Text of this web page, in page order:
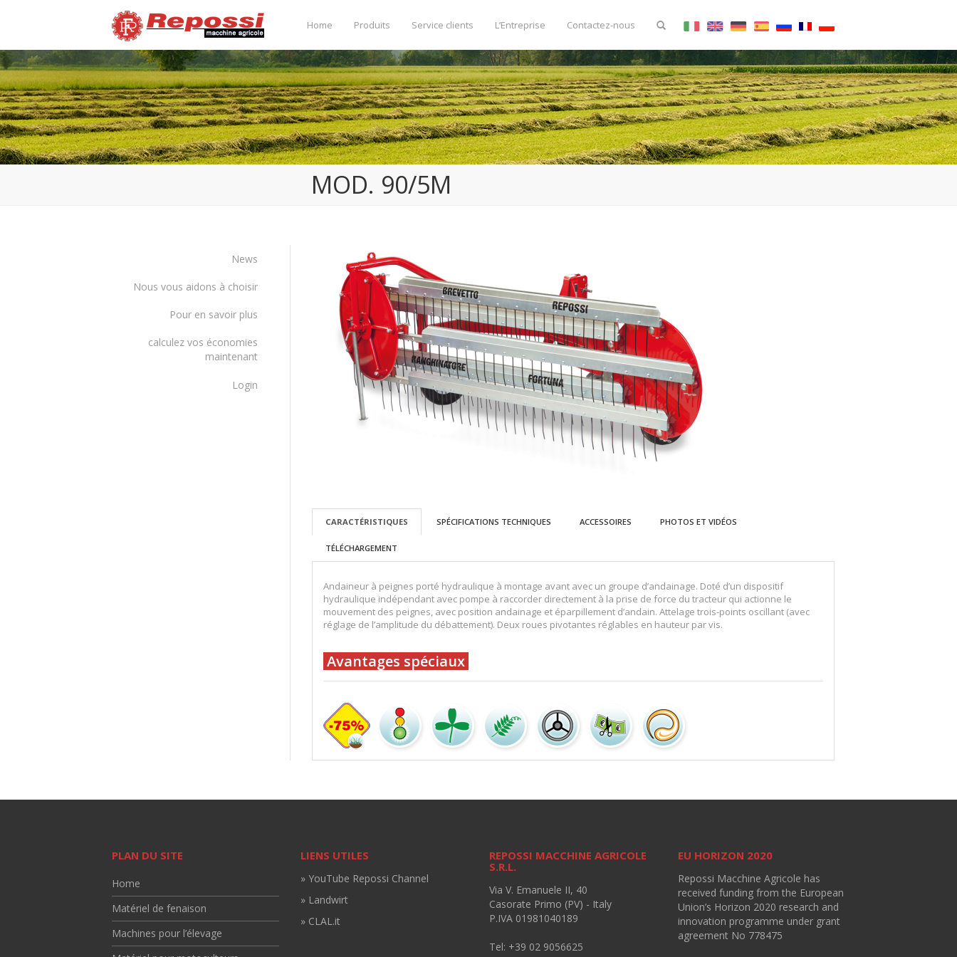
Home Produits Service clients L’Entreprise Contactez-nous
MOD. 90/5M
News
Nous vous aidons à choisir
Pour en savoir plus
calculez vos économies
maintenant
Login
CARACTÉRISTIQUES SPÉCIFICATIONS TECHNIQUES ACCESSOIRES PHOTOS ET VIDÉOS
TÉLÉCHARGEMENT
Andaineur à peignes porté hydraulique à montage avant avec un groupe d’andainage. Doté d’un dispositif
hydraulique indépendant avec pompe à raccorder directement à la prise de force du tracteur qui actionne le
mouvement des peignes, avec position andainage et éparpillement d’andain. Attelage trois-points oscillant (avec
réglage de l’amplitude du débattement). Deux roues pivotantes réglables en hauteur par vis.
Avantages spéciaux
PLAN DU SITE
Home
Matériel de fenaison
Machines pour l’élevage
LIENS UTILES
» YouTube Repossi Channel
» Landwirt
» CLAL.it
REPOSSI MACCHINE AGRICOLE
S.R.L.
Via V. Emanuele II, 40
Casorate Primo (PV) - Italy
P.IVA 01981040189
Tel: +39 02 9056625
EU HORIZON 2020
Repossi Macchine Agricole has
received funding from the European
Union’s Horizon 2020 research and
innovation programme under grant
agreement No 778475